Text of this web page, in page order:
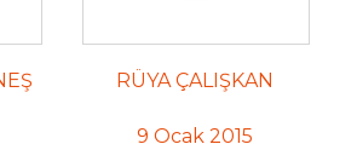
RÜYA ÇALIŞKAN
9 Ocak 2015